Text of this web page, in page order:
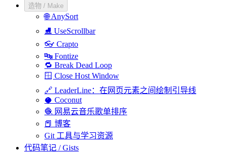
造物 / Make
🌐 AnySort
⛸️ UseScrollbar
👓 Crapto
🔤 Fontize
🔁 Break Dead Loop
🪟 Close Host Window
🔗 LeaderLine：在网页元素之间绘制引导线
🥥 Coconut
🧶 网易云音乐歌单排序
📕 博客
Git 工具与学习资源
代码笔记 / Gists